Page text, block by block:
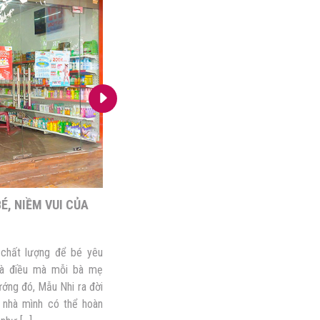
NIỀM VUI CỦA
lượng để bé yêu
điều mà mỗi bà mẹ
đó, Mẫu Nhi ra đời
mình có thể hoàn